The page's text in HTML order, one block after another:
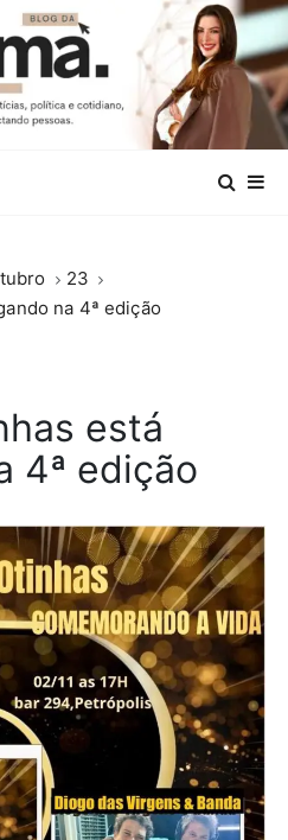
23
na 4ª edição
está
4ª edição